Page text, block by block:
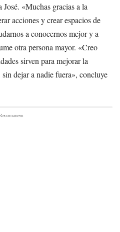
«Muchas gracias a la
acciones y crear espacios de
a conocernos mejor y a
otra persona mayor. «Creo
sirven para mejorar la
dejar a nadie fuera», concluye
-